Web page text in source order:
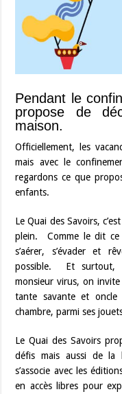
Pendant le
propose de
maison.
Officiellement, les
mais avec le
regardons ce que
enfants.
Le Quai des Savoirs,
plein. Comme le dit ce
s’aérer, s’évader et
possible. Et surtout,
monsieur virus, on invite
tante savante et
chambre, parmi ses
Le Quai des Savoirs
défis mais aussi de la
s’associe avec les
en accès libres pour